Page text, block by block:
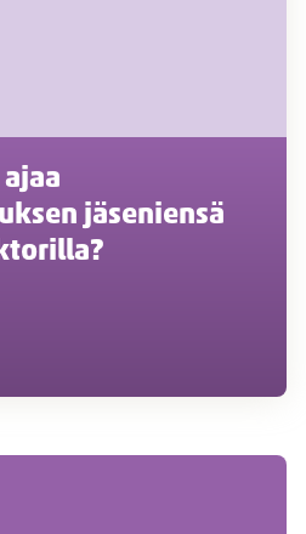
jäseniensä